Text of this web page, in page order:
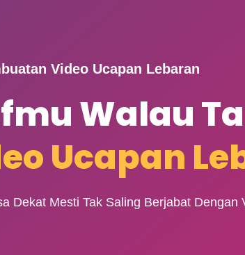
Video Ucapan Lebaran
Walau
Ucapan
Dekat Mesti Tak Saling Berjabat Dengan